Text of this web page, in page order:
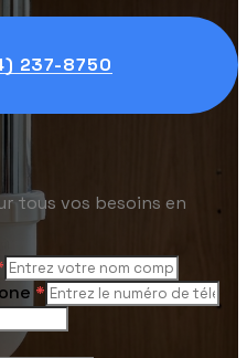
237-8750
tous vos besoins en
*